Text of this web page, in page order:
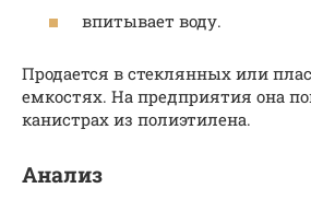
впитывает воду.
Продается в стеклянных или
емкостях. На предприятия она
канистрах из полиэтилена.
Анализ